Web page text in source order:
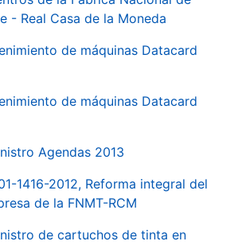
- Real Casa de la Moneda
de máquinas Datacard
de máquinas Datacard
Agendas 2013
1416-2012, Reforma integral del
de la FNMT-RCM
de cartuchos de tinta en